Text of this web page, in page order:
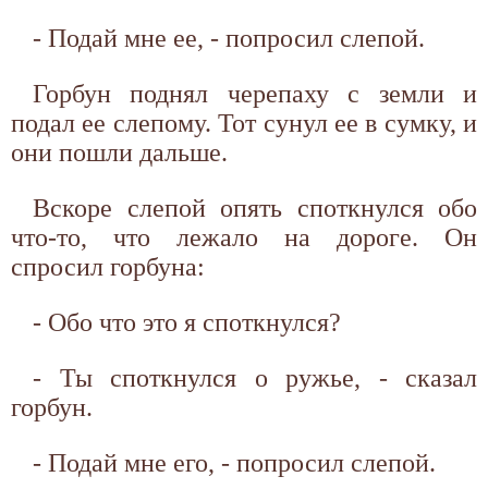
- Подай мне ее, - попросил слепой.
Горбун поднял черепаху с земли и
подал ее слепому. Тот сунул ее в сумку, и
они пошли дальше.
Вскоре слепой опять споткнулся обо
что-то, что лежало на дороге. Он
спросил горбуна:
- Обо что это я споткнулся?
- Ты споткнулся о ружье, - сказал
горбун.
- Подай мне его, - попросил слепой.